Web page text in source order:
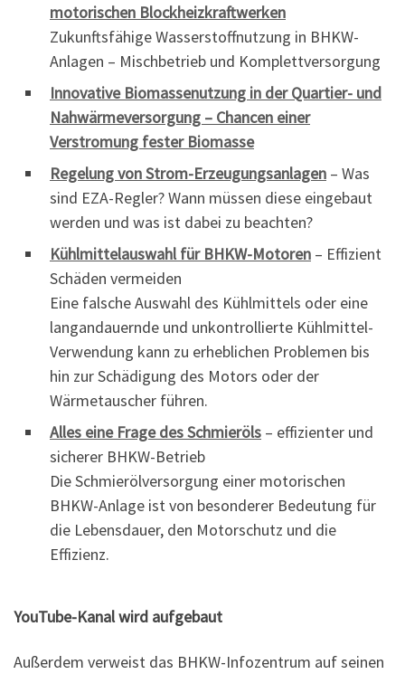
motorischen Blockheizkraftwerken
Zukunftsfähige Wasserstoffnutzung in BHKW-
Anlagen – Mischbetrieb und Komplettversorgung
Innovative Biomassenutzung in der Quartier- und
Nahwärmeversorgung – Chancen einer
Verstromung fester Biomasse
Regelung von Strom-Erzeugungsanlagen – Was
sind EZA-Regler? Wann müssen diese eingebaut
werden und was ist dabei zu beachten?
Kühlmittelauswahl für BHKW-Motoren – Effizient
Schäden vermeiden
Eine falsche Auswahl des Kühlmittels oder eine
langandauernde und unkontrollierte Kühlmittel-
Verwendung kann zu erheblichen Problemen bis
hin zur Schädigung des Motors oder der
Wärmetauscher führen.
Alles eine Frage des Schmieröls – effizienter und
sicherer BHKW-Betrieb
Die Schmierölversorgung einer motorischen
BHKW-Anlage ist von besonderer Bedeutung für
die Lebensdauer, den Motorschutz und die
Effizienz.
YouTube-Kanal wird aufgebaut
Außerdem verweist das BHKW-Infozentrum auf seinen